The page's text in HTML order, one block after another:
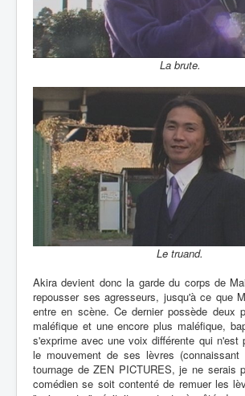
La brute.
Le truand.
Akira devient donc la garde du corps de
repousser ses agresseurs, jusqu'à ce que
entre en scène. Ce dernier possède deux
maléfique et une encore plus maléfique,
s'exprime avec une voix différente qui n'est
le mouvement de ses lèvres
tournage de ZEN PICTURES, je ne serais
comédien se soit contenté de remuer les